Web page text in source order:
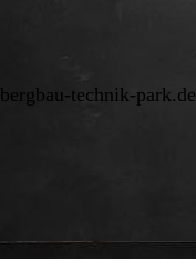
bergbau-technik-park.de